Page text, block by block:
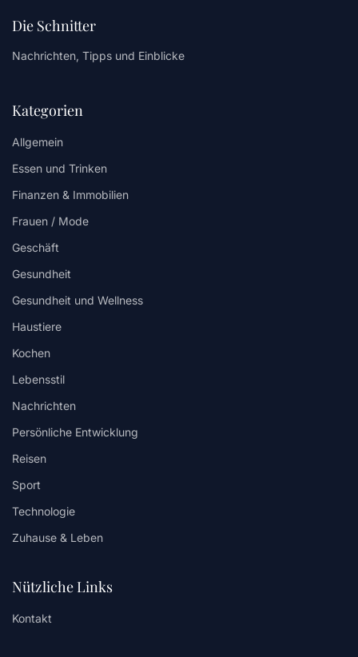
Die Schnitter
Nachrichten, Tipps und Einblicke
Kategorien
Allgemein
Essen und Trinken
Finanzen & Immobilien
Frauen / Mode
Geschäft
Gesundheit
Gesundheit und Wellness
Haustiere
Kochen
Lebensstil
Nachrichten
Persönliche Entwicklung
Reisen
Sport
Technologie
Zuhause & Leben
Nützliche Links
Kontakt